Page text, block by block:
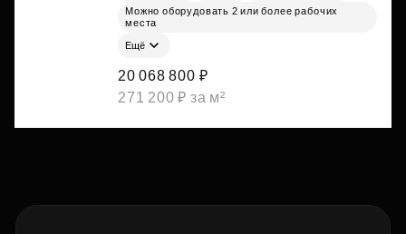
Можно оборудовать 2 или более рабочих
места
Ещё
20 068 800 ₽
271 200 ₽ за м²